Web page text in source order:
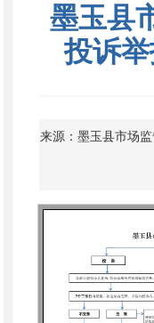
墨玉县
投诉
来源：墨玉县市场